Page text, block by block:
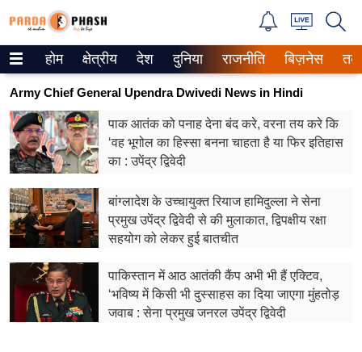
Trending on Google News
ePaper
वेब स्टोरीज
गैलरी
रिलेशनशिप
होम क्षेत्रीय देश दुनिया राजनीति बिज़नेस
Army Chief General Upendra Dwivedi News in Hindi
पाक आतंक को पनाह देना बंद करे, वरना तय करे कि
‘वह भूगोल का हिस्सा बनना चाहता है या फिर इतिहास
का : उपेंद्र द्विवेदी
बांग्लादेश के उच्चायुक्त रियाज हामिदुल्ला ने सेना
प्रमुख उपेंद्र द्विवेदी से की मुलाकात, द्विपक्षीय रक्षा
सहयोग को लेकर हुई बातचीत
पाकिस्तान में आठ आतंकी कैंप अभी भी हैं एक्टिव,
‘भविष्य में किसी भी दुस्साहस का दिया जाएगा मुंहतोड़
जवाब : सेना प्रमुख जनरल उपेंद्र द्विवेदी